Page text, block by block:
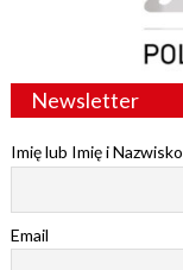
Newsletter
Imię lub Imię i Nazwisko
Email